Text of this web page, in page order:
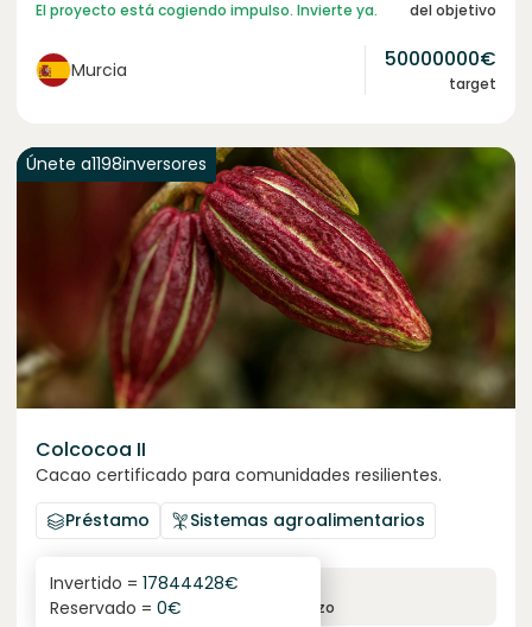
El proyecto está cogiendo impulso. Invierte ya. del objetivo
Murcia 50000000€
target
Únete a1198inversores
Colcocoa II
Cacao certificado para comunidades resilientes.
Préstamo
Sistemas agroalimentarios
6.1%
interés anual plazo
Invertido = 17844428€
Reservado = 0€